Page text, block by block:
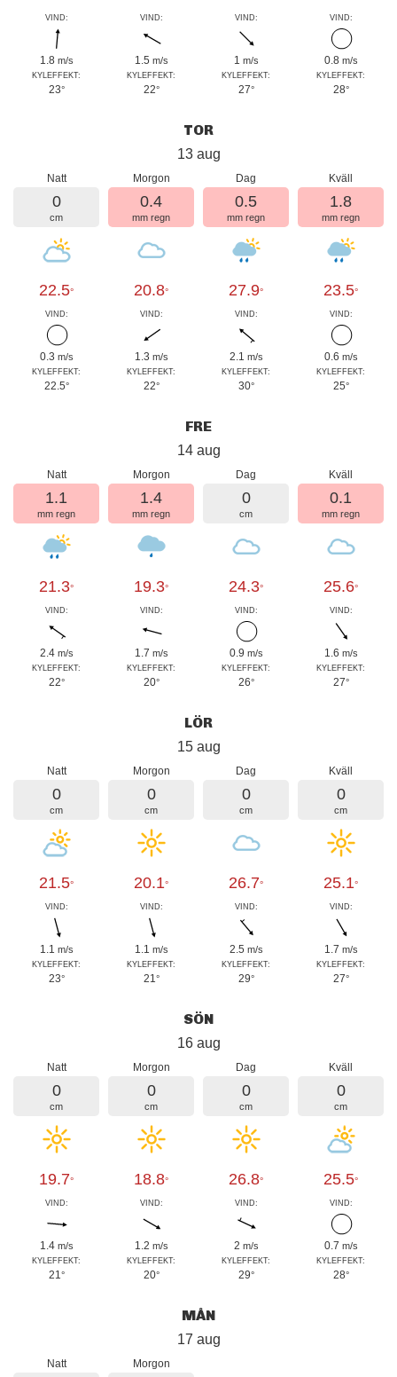
VIND:
1.8 m/s
KYLEFFEKT:
23°
VIND:
1.5 m/s
KYLEFFEKT:
22°
VIND:
1 m/s
KYLEFFEKT:
27°
VIND:
0.8 m/s
KYLEFFEKT:
28°
TOR
13 aug
Natt
0
cm
22.5°
VIND:
0.3 m/s
KYLEFFEKT:
22.5°
Morgon
0.4
mm regn
20.8°
VIND:
1.3 m/s
KYLEFFEKT:
22°
Dag
0.5
mm regn
27.9°
VIND:
2.1 m/s
KYLEFFEKT:
30°
Kväll
1.8
mm regn
23.5°
VIND:
0.6 m/s
KYLEFFEKT:
25°
FRE
14 aug
Natt
1.1
mm regn
21.3°
VIND:
2.4 m/s
KYLEFFEKT:
22°
Morgon
1.4
mm regn
19.3°
VIND:
1.7 m/s
KYLEFFEKT:
20°
Dag
0
cm
24.3°
VIND:
0.9 m/s
KYLEFFEKT:
26°
Kväll
0.1
mm regn
25.6°
VIND:
1.6 m/s
KYLEFFEKT:
27°
LÖR
15 aug
Natt
0
cm
21.5°
VIND:
1.1 m/s
KYLEFFEKT:
23°
Morgon
0
cm
20.1°
VIND:
1.1 m/s
KYLEFFEKT:
21°
Dag
0
cm
26.7°
VIND:
2.5 m/s
KYLEFFEKT:
29°
Kväll
0
cm
25.1°
VIND:
1.7 m/s
KYLEFFEKT:
27°
SÖN
16 aug
Natt
0
cm
19.7°
VIND:
1.4 m/s
KYLEFFEKT:
21°
Morgon
0
cm
18.8°
VIND:
1.2 m/s
KYLEFFEKT:
20°
Dag
0
cm
26.8°
VIND:
2 m/s
KYLEFFEKT:
29°
Kväll
0
cm
25.5°
VIND:
0.7 m/s
KYLEFFEKT:
28°
MÅN
17 aug
Natt Morgon